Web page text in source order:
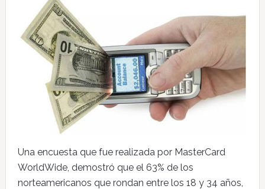
Una encuesta que fue realizada por MasterCard
WorldWide, demostró que el 63% de los
norteamericanos que rondan entre los 18 y 34 años,